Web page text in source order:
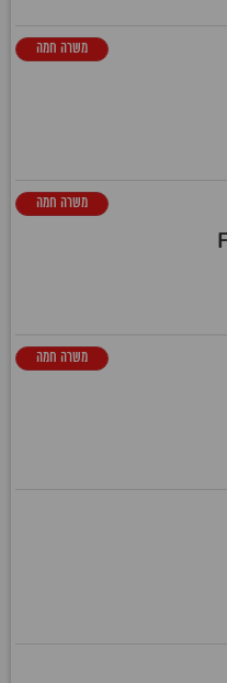
משרה חמה
משרה חמה
משרה חמה